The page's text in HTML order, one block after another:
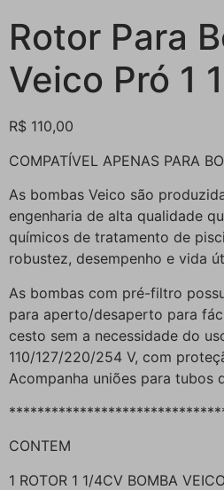
Rotor Para
Veico Pró 1
R$ 110,00
COMPATÍVEL APENAS PARA
As bombas Veico são
engenharia de alta qualidade
químicos de tratamento de
robustez, desempenho e vida
As bombas com pré-filtro
para aperto/desaperto para
cesto sem a necessidade do
110/127/220/254 V, com
Acompanha uniões para tubos
CONTEM
1 ROTOR 1 1/4CV BOMBA